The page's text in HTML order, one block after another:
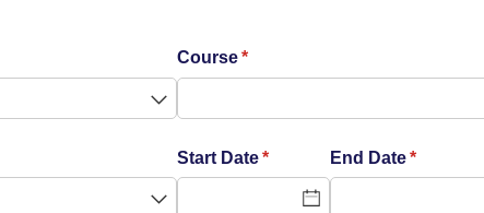
Course*
(required)
Start Date*
(required)End Date*
(required)